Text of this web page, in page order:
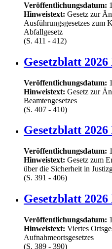
Veröffentlichungsdatum:
Hinweistext: Gesetz zur
Ausführungsgesetzes zum
Abfallgesetz
(S. 411 - 412)
Gesetzblatt 2026
Veröffentlichungsdatum:
Hinweistext: Gesetz zur
Beamtengesetzes
(S. 407 - 410)
Gesetzblatt 2026
Veröffentlichungsdatum:
Hinweistext: Gesetz zum
über die Sicherheit in
(S. 391 - 406)
Gesetzblatt 2026
Veröffentlichungsdatum:
Hinweistext: Viertes
Aufnahmeortsgesetzes
(S. 389 - 390)